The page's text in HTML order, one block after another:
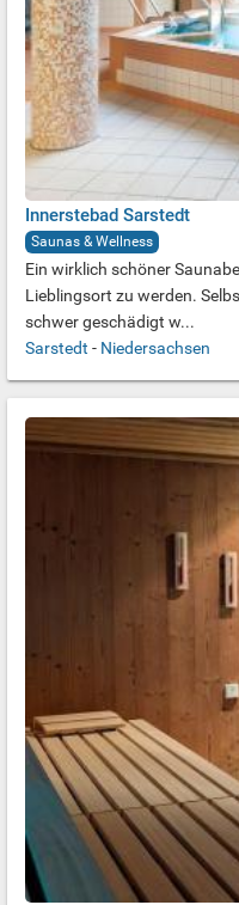
Innerstebad Sarstedt
Saunas & Wellness
Ein wirklich schöner
Lieblingsort zu werden.
schwer geschädigt w...
Sarstedt - Niedersachsen